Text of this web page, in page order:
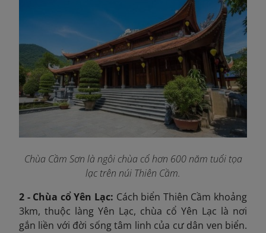
Chùa Cầm Sơn là ngôi chùa cổ hơn 600 năm tuổi tọa
lạc trên núi Thiên Cầm.
2 - Chùa cổ Yên Lạc: Cách biển Thiên Cầm khoảng
3km, thuộc làng Yên Lạc, chùa cổ Yên Lạc là nơi
gắn liền với đời sống tâm linh của cư dân ven biển.